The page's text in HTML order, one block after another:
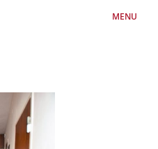
MENU